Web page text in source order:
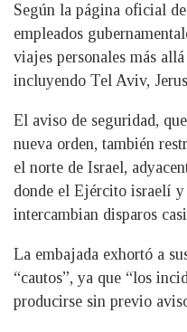
Según la página oficial
empleados
viajes personales más
incluyendo Tel Aviv,
El aviso de seguridad,
nueva orden, también
el norte de Israel,
donde el Ejército israelí
intercambian disparos
La embajada exhortó a
“cautos”, ya que “los
producirse sin previo